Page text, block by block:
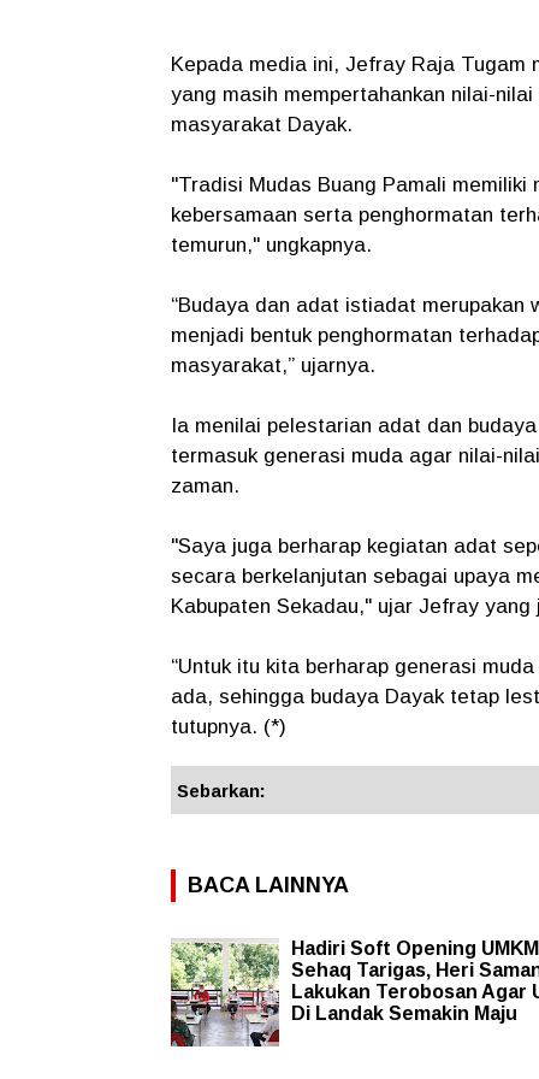
Kepada media ini, Jefray Raja Tugam
yang masih mempertahankan nilai-
masyarakat Dayak.
"Tradisi Mudas Buang Pamali
kebersamaan serta penghormatan
temurun," ungkapnya.
“Budaya dan adat istiadat
menjadi bentuk penghormatan
masyarakat,” ujarnya.
Ia menilai pelestarian adat dan
termasuk generasi muda agar nilai-
zaman.
"Saya juga berharap kegiatan adat
secara berkelanjutan sebagai upaya
Kabupaten Sekadau," ujar Jefray
“Untuk itu kita berharap generasi
ada, sehingga budaya Dayak tetap
tutupnya. (*)
Sebarkan:
BACA LAINNYA
Hadiri Soft Opening UMKM
Sehaq Tarigas, Heri
Lakukan Terobosan Agar
Di Landak Semakin Maju